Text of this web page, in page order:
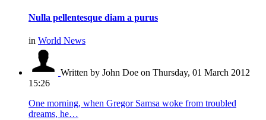
Nulla pellentesque diam a purus
in World News
Written by John Doe on Thursday, 01 March 2012
15:26
One morning, when Gregor Samsa woke from troubled
dreams, he…